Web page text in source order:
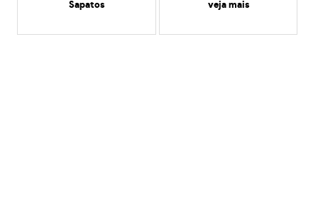
Sapatos veja mais